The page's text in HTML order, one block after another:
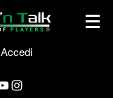
Accedi